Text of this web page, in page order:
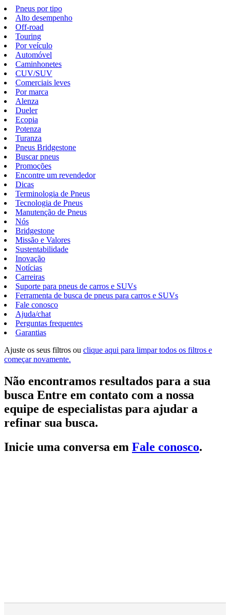
Pneus por tipo
Alto desempenho
Off-road
Touring
Por veículo
Automóvel
Caminhonetes
CUV/SUV
Comerciais leves
Por marca
Alenza
Dueler
Ecopia
Potenza
Turanza
Pneus Bridgestone
Buscar pneus
Promoções
Encontre um revendedor
Dicas
Terminologia de Pneus
Tecnologia de Pneus
Manutenção de Pneus
Nós
Bridgestone
Missão e Valores
Sustentabilidade
Inovação
Notícias
Carreiras
Suporte para pneus de carros e SUVs
Ferramenta de busca de pneus para carros e SUVs
Fale conosco
Ajuda/chat
Perguntas frequentes
Garantias
Ajuste os seus filtros ou clique aqui para limpar todos os filtros e
começar novamente.
Não encontramos resultados para a sua
busca Entre em contato com a nossa
equipe de especialistas para ajudar a
refinar sua busca.
Inicie uma conversa em Fale conosco.